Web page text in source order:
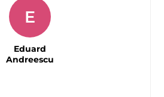
E
Eduard
Andreescu